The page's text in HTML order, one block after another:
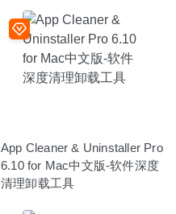
App Cleaner & Uninstaller Pro
6.10 for Mac中文版-软件深度
清理卸载工具